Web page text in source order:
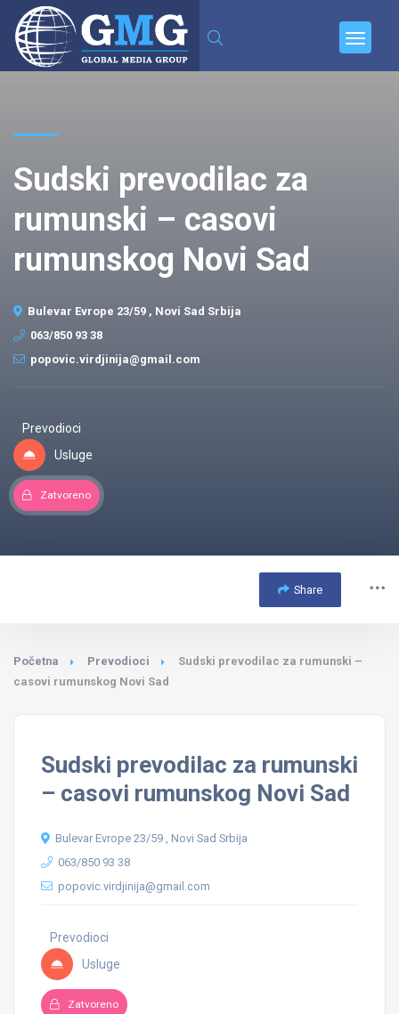
Sudski prevodilac za
rumunski – casovi
rumunskog Novi Sad
Bulevar Evrope 23/59 , Novi Sad Srbija
063/850 93 38
popovic.virdjinija@gmail.com
Prevodioci
Usluge
Zatvoreno
Share
Početna Prevodioci
Sudski prevodilac za rumunski –
casovi rumunskog Novi Sad
Sudski prevodilac za rumunski
– casovi rumunskog Novi Sad
Bulevar Evrope 23/59 , Novi Sad Srbija
063/850 93 38
popovic.virdjinija@gmail.com
Prevodioci
Usluge
Zatvoreno